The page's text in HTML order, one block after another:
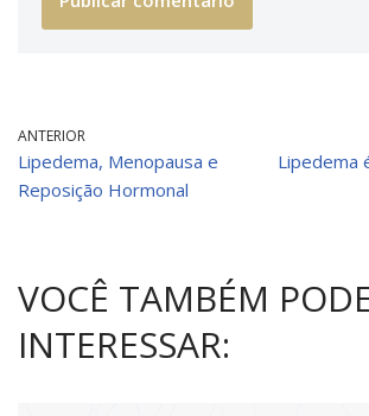
ANTERIOR
Lipedema, Menopausa e
Reposição Hormonal
Lipedema
VOCÊ TAMBÉM
INTERESSAR: